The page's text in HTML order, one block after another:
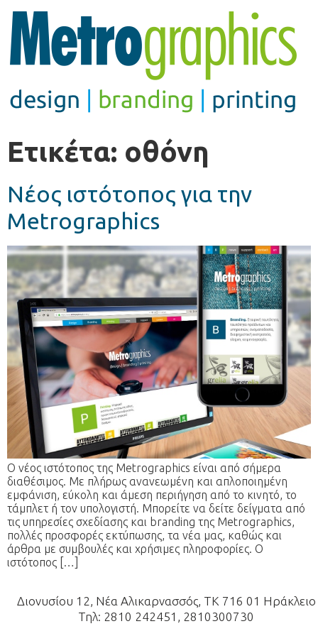
Ετικέτα: οθόνη
Νέος ιστότοπος για την
Metrographics
Ο νέος ιστότοπος της Metrographics είναι από σήμερα
διαθέσιμος. Με πλήρως ανανεωμένη και απλοποιημένη
εμφάνιση, εύκολη και άμεση περιήγηση από το κινητό, το
τάμπλετ ή τον υπολογιστή. Μπορείτε να δείτε δείγματα από
τις υπηρεσίες σχεδίασης και branding της Metrographics,
πολλές προσφορές εκτύπωσης, τα νέα μας, καθώς και
άρθρα με συμβουλές και χρήσιμες πληροφορίες. Ο
ιστότοπος […]
Διονυσίου 12, Νέα Αλικαρνασσός, ΤΚ 716 01 Ηράκλειο
Τηλ: 2810 242451, 2810300730